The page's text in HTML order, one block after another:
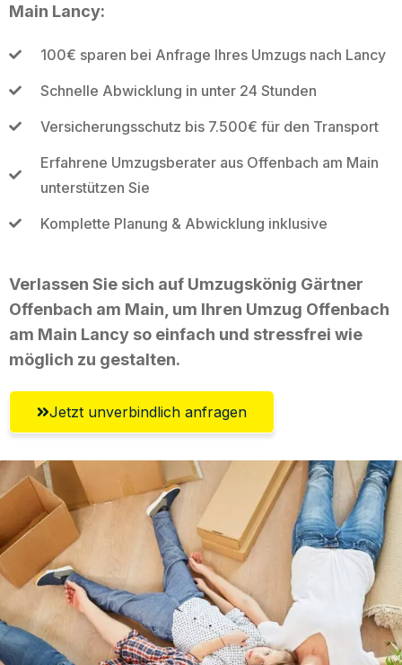
Main Lancy:
100€ sparen bei Anfrage Ihres Umzugs nach Lancy
Schnelle Abwicklung in unter 24 Stunden
Versicherungsschutz bis 7.500€ für den Transport
Erfahrene Umzugsberater aus Offenbach am Main
unterstützen Sie
Komplette Planung & Abwicklung inklusive
Verlassen Sie sich auf Umzugskönig Gärtner
Offenbach am Main, um Ihren Umzug Offenbach
am Main Lancy so einfach und stressfrei wie
möglich zu gestalten.
Jetzt unverbindlich anfragen